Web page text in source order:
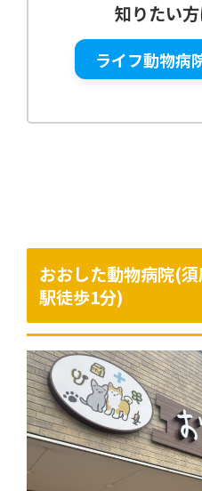
知りたい
ライフ動物病
おおした動物病院(
駅徒歩1分)